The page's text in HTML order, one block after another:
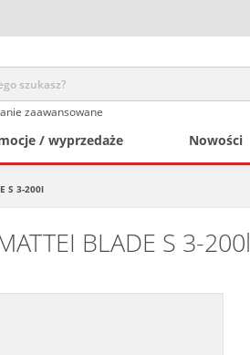
zaawansowane
/ wyprzedaże Nowości
S 3-200l
BLADE S 3-200l